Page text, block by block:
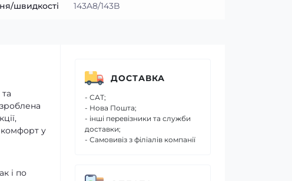
швидкості 143A8/143B
комфорт у
і по
ДОСТАВКА
- САТ;
- Нова Пошта;
- інші перевізники та служби
доставки;
- Самовивіз з філіалів компанії